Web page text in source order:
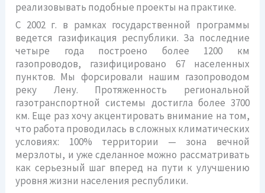
реализовывать подобные проекты на практике.
С 2002 г. в рамках государственной программы
ведется газификация республики. За последние
четыре года построено более 1200 км
газопроводов, газифицировано 67 населенных
пунктов. Мы форсировали нашим газопроводом
реку Лену. Протяженность региональной
газотранспортной системы достигла более 3700
км. Еще раз хочу акцентировать внимание на том,
что работа проводилась в сложных климатических
условиях: 100% территории — зона вечной
мерзлоты, и уже сделанное можно рассматривать
как серьезный шаг вперед на пути к улучшению
уровня жизни населения республики.